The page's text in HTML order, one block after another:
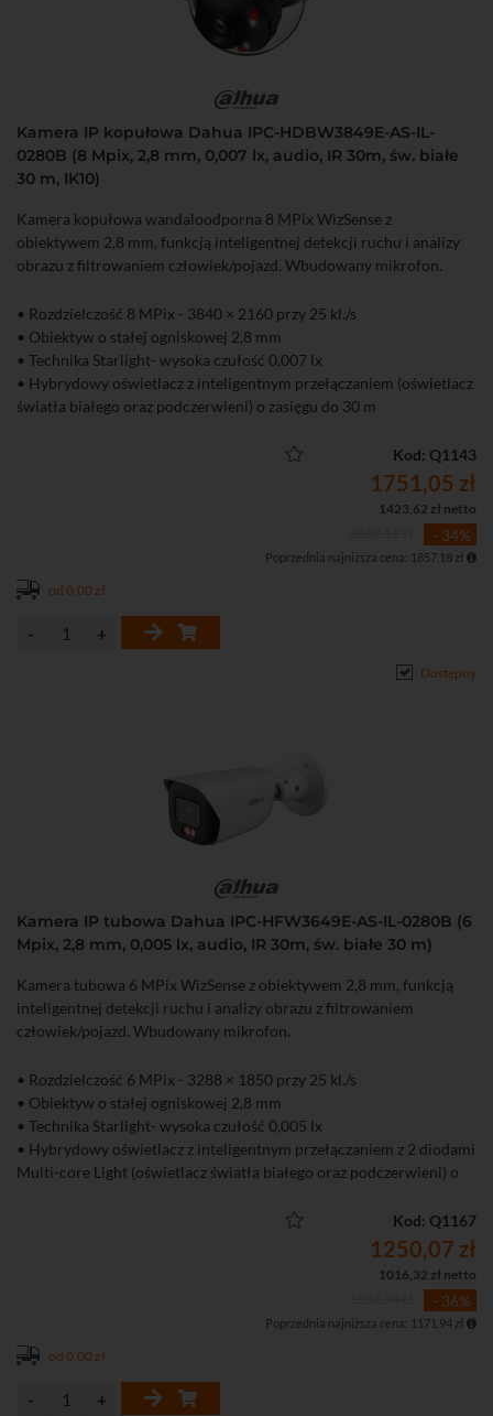
Kamera IP kopułowa Dahua IPC-HDBW3849E-AS-IL-
0280B (8 Mpix, 2,8 mm, 0,007 lx, audio, IR 30m, św. białe
30 m, IK10)
Kamera kopułowa wandaloodporna 8 MPix WizSense z
obiektywem 2,8 mm, funkcją inteligentnej detekcji ruchu i analizy
obrazu z filtrowaniem człowiek/pojazd. Wbudowany mikrofon.
• Rozdzielczość 8 MPix - 3840 × 2160 przy 25 kl./s
• Obiektyw o stałej ogniskowej 2,8 mm
• Technika Starlight- wysoka czułość 0,007 lx
• Hybrydowy oświetlacz z inteligentnym przełączaniem (oświetlacz
światła białego oraz podczerwieni) o zasięgu do 30 m
• Inteligentne zdarzenia: wykrywanie przekroczenia linii oraz ruchu
• Inteligentna detekcja ruchu SMD4.0 (Smart Motion Detection 4.0)
• Protokół RTMP, pozwalający przesłać strumień audio wideo
bezpośrednio na popularne platformy streamingowe jak Youtube,
Kod: Q1143
1751,05 zł
1423,62 zł netto
- 34%
Poprzednia najniższa cena: 1857,18 zł
od 0,00 zł
Dostępny
Kamera IP tubowa Dahua IPC-HFW3649E-AS-IL-0280B (6
Mpix, 2,8 mm, 0,005 lx, audio, IR 30m, św. białe 30 m)
Kamera tubowa 6 MPix WizSense z obiektywem 2,8 mm, funkcją
inteligentnej detekcji ruchu i analizy obrazu z filtrowaniem
człowiek/pojazd. Wbudowany mikrofon.
• Rozdzielczość 6 MPix - 3288 × 1850 przy 25 kl./s
• Obiektyw o stałej ogniskowej 2,8 mm
• Technika Starlight- wysoka czułość 0,005 lx
• Hybrydowy oświetlacz z inteligentnym przełączaniem z 2 diodami
Multi-core Light (oświetlacz światła białego oraz podczerwieni) o
• 4 tryby pracy oświetlacza (tylko IR, tylko LED, Smart - IR + LED,
• Inteligentne zdarzenia: wykrywanie przekroczenia linii oraz ruchu
w strefie (wejście i wyjście)
• Inteligentna detekcja ruchu SMD4.0 (Smart Motion Detection 4.0)
• Protokół RTMP, pozwalający przesłać strumień audio wideo
Kod: Q1167
1250,07 zł
1016,32 zł netto
- 36%
Poprzednia najniższa cena: 1171,94 zł
od 0,00 zł